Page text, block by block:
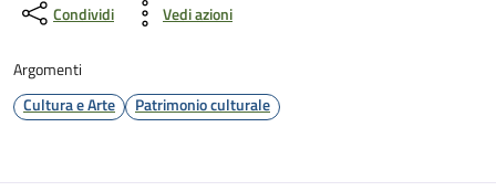
Condividi Vedi azioni
Argomenti
Cultura e Arte
Patrimonio culturale